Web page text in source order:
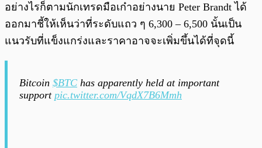
อย่างไรก็ตามนักเทรดมือเก๋าอย่างนาย Peter Brandt ได้
ออกมาชี้ให้เห็นว่าที่ระดับแถว ๆ 6,300 – 6,500 นั้นเป็น
แนวรับที่แข็งแกร่งและราคาอาจจะเพิ่มขึ้นได้ที่จุดนี้
Bitcoin $BTC has apparently held at important
support pic.twitter.com/VqdX7B6Mmh